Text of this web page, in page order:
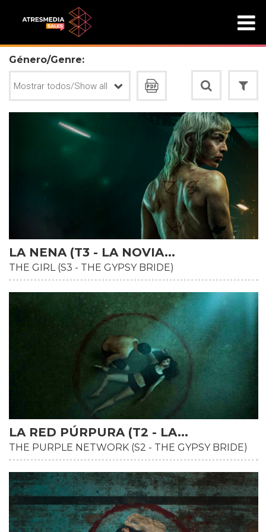
Género/Genre:
HD
LA NENA (T3 - LA NOVIA...
THE GIRL (S3 - THE GYPSY BRIDE)
HD
LA RED PÚRPURA (T2 - LA...
THE PURPLE NETWORK (S2 - THE GYPSY BRIDE)